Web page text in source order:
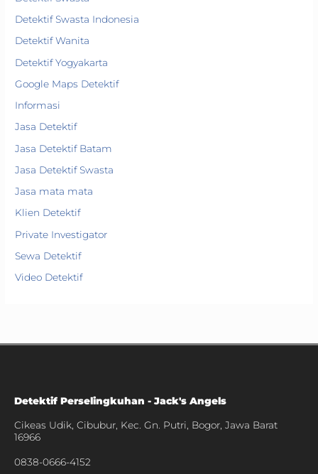
Detektif Swasta Indonesia
Detektif Wanita
Detektif Yogyakarta
Google Maps Detektif
Informasi
Jasa Detektif
Jasa Detektif Batam
Jasa Detektif Swasta
Jasa mata mata
Klien Detektif
Private Investigator
Sewa Detektif
Video Detektif
Detektif Perselingkuhan - Jack's Angels
Cikeas Udik, Cibubur, Kec. Gn. Putri, Bogor, Jawa Barat
16966
0838-0666-4152